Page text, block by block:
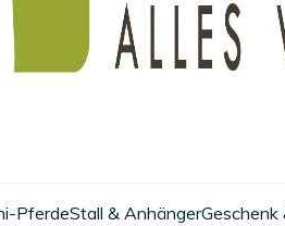
PferdeStall & AnhängerGeschenk